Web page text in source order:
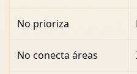
No prioriza
No conecta áreas